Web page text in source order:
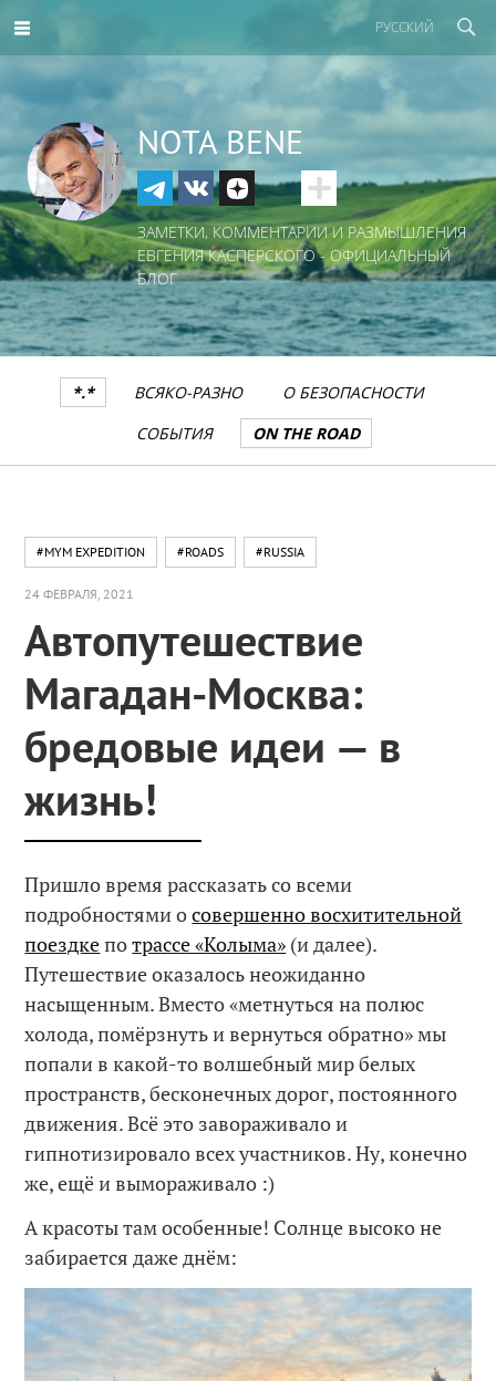
РУССКИЙ
NOTA BENE
ЗАМЕТКИ, КОММЕНТАРИИ И РАЗМЫШЛЕНИЯ
ЕВГЕНИЯ КАСПЕРСКОГО - ОФИЦИАЛЬНЫЙ
БЛОГ
*.* ВСЯКО-РАЗНО
О БЕЗОПАСНОСТИ
СОБЫТИЯ
ON THE ROAD
#MYM EXPEDITION #ROADS #RUSSIA
24 ФЕВРАЛЯ, 2021
Автопутешествие
Магадан-Москва:
бредовые идеи — в
жизнь!
Пришло время рассказать со всеми
подробностями осовершенно восхитительной
поездкепотрассе «Колыма» (и далее).
Путешествие оказалось неожиданно
насыщенным. Вместо «метнуться на полюс
холода, помёрзнуть и вернуться обратно» мы
попали в какой-то волшебный мир белых
пространств, бесконечных дорог, постоянного
движения. Всё это завораживало и
гипнотизировало всех участников. Ну, конечно
же, ещё и вымораживало :)
А красоты там особенные! Солнце высоко не
забирается даже днём: